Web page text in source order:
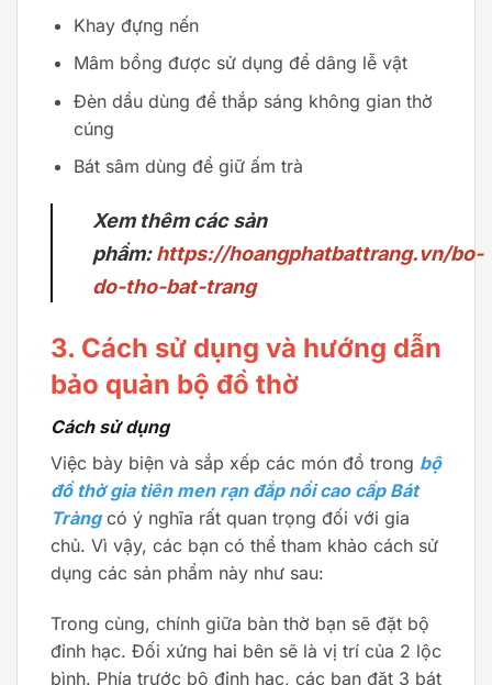
Khay đựng nến
Mâm bồng được sử dụng để dâng lễ vật
Đèn dầu dùng để thắp sáng không gian thờ
cúng
Bát sâm dùng để giữ ấm trà
Xem thêm các sản
phẩm:https://hoangphatbattrang.vn/bo-
do-tho-bat-trang
3. Cách sử dụng và hướng dẫn
bảo quản bộ đồ thờ
Cách sử dụng
Việc bày biện và sắp xếp các món đồ trong bộ
đồ thờ gia tiên men rạn đắp nổi cao cấp Bát
Tràngcó ý nghĩa rất quan trọng đối với gia
chủ. Vì vậy, các bạn có thể tham khảo cách sử
dụng các sản phẩm này như sau:
Trong cùng, chính giữa bàn thờ bạn sẽ đặt bộ
đỉnh hạc. Đối xứng hai bên sẽ là vị trí của 2 lộc
bình. Phía trước bộ đỉnh hạc, các bạn đặt 3 bát